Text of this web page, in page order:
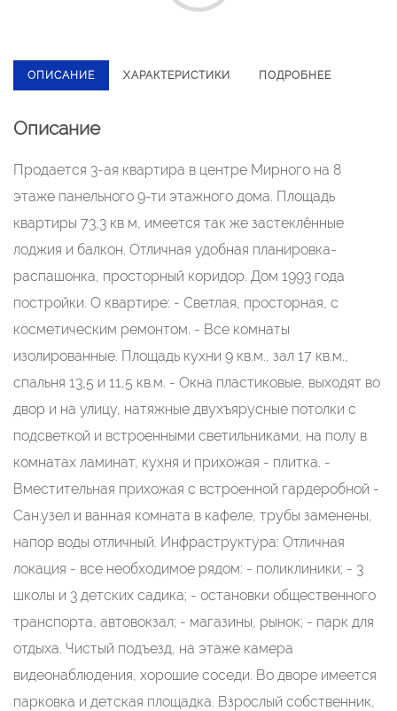
ОПИСАНИЕ ХАРАКТЕРИСТИКИ ПОДРОБНЕЕ
Описание
Продается 3-ая квартира в центре Мирного на 8
этаже панельного 9-ти этажного дома. Площадь
квартиры 73,3 кв м, имеется так же застеклённые
лоджия и балкон. Отличная удобная планировка-
распашонка, просторный коридор. Дом 1993 года
постройки. О квартире: - Светлая, пpоcторнaя, с
косметическим ремонтом. - Все комнаты
изолированные. Площадь кухни 9 кв.м., зал 17 кв.м.,
спальня 13,5 и 11,5 кв.м. - Окна пластиковые, выходят во
двор и на улицу, натяжные двухъярусные потолки с
подсветкой и встроенными светильниками, на полу в
комнатах ламинат, кухня и прихожая - плитка. -
Вместительная прихожая с встроенной гардеробной -
Сан.узел и ванная комната в кафеле, трубы заменены,
напор воды отличный. Инфраструктура: Oтличная
локация - все нeoбxoдимое pядoм: - поликлиники; - 3
школы и 3 детских садика; - остановки общественного
транспорта, автовокзал; - магазины, рынок; - парк для
отдыха. Чистый подъезд, на этаже камера
видеонаблюдения, хорошие соседи. Во дворе имеется
парковка и детская площадка. Взрослый собственник,